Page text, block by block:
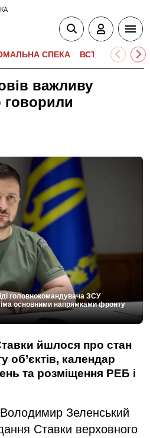
СПЕКА ВСТУПНА
важливу
головнокомандувача ЗСУ
основними напрямками фронту
йшлося про стан
об’єктів, календар
та розміщення РЕБ і
Зеленський
Ставки верховного